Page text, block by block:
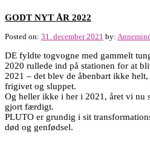
GODT NYT ÅR 2022
Posted on: 31. december 2021 by:
DE fyldte togvogne med gammelt
2020 rullede ind på stationen for at
2021 – det blev de åbenbart ikke
frigivet og sluppet.
Og heller ikke i her i 2021, året vi
gjort færdigt.
PLUTO er grundig i sit
død og genfødsel.